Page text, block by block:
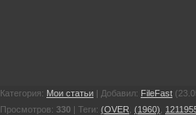
Категория: Мои статьи | Добавил: FileFast
Просмотров: 330 | Теги: (OVER (1960)